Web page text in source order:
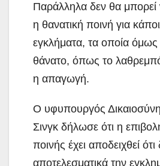
Παράλληλα δεν θα μπορεί
η θανατική ποινή για
εγκλήματα, τα οποία
θάνατο, όπως το
η απαγωγή.
Ο υφυπουργός
Σινγκ δήλωσε ότι η
ποινής έχει αποδειχθεί ότι
αποτελεσματικά την